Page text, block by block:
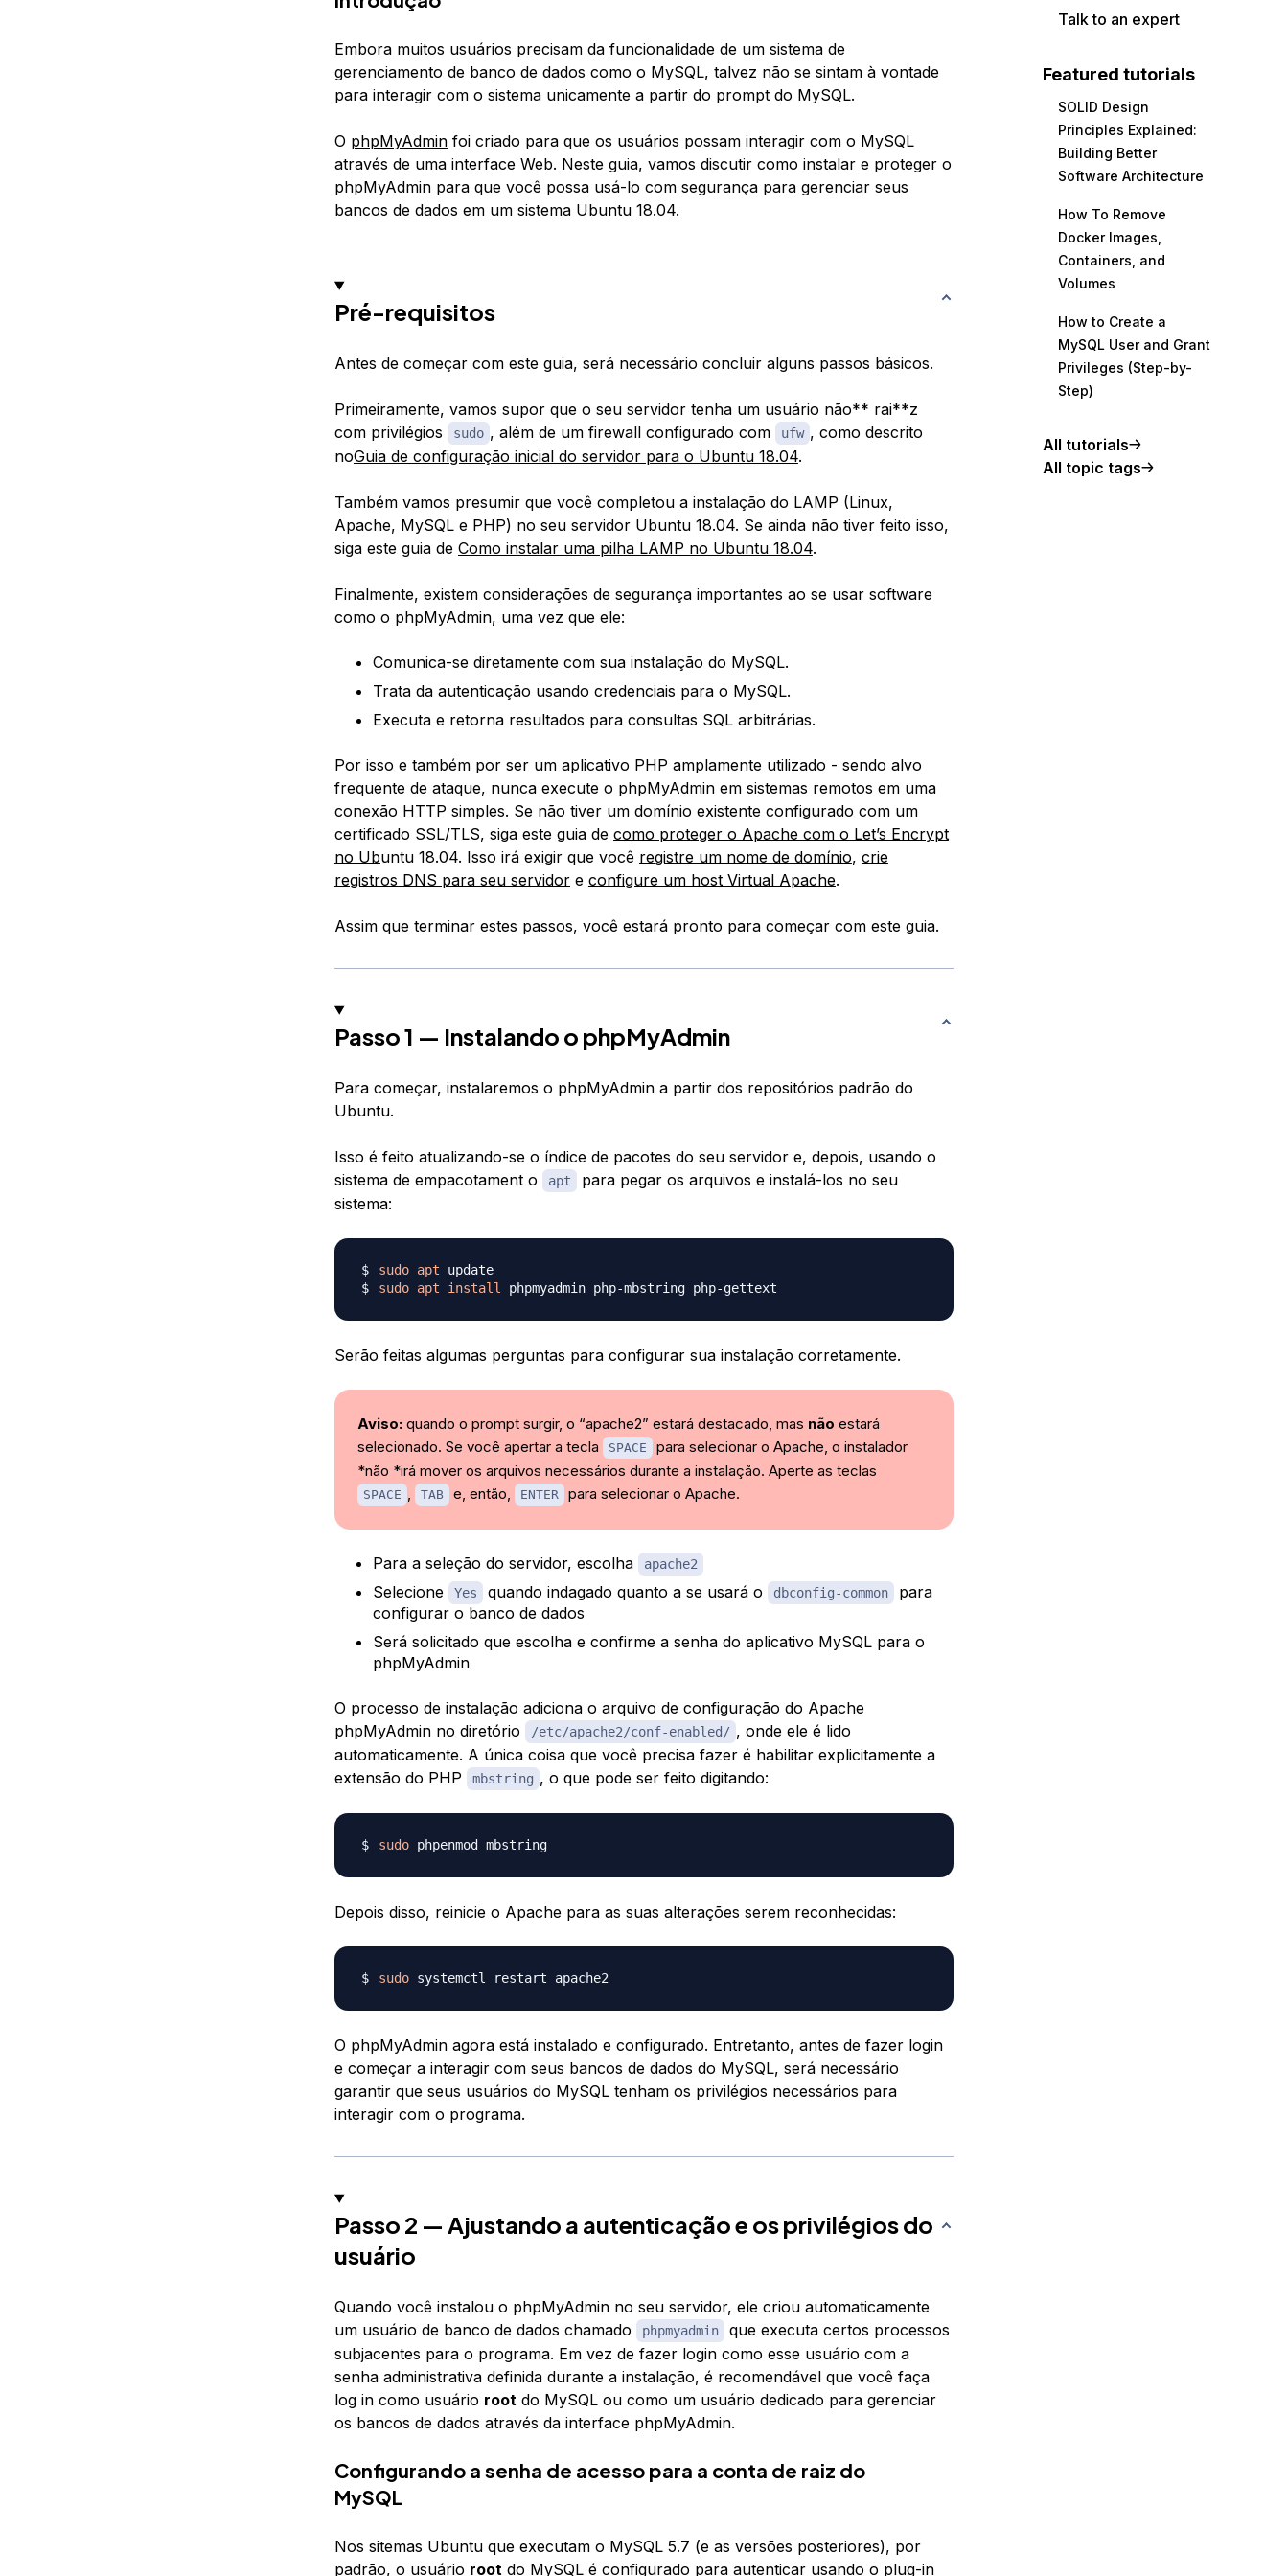
Embora muitos usuários precisam da funcionalidade de um sistema de
gerenciamento de banco de dados como o MySQL, talvez não se sintam à vontade
para interagir com o sistema unicamente a partir do prompt do MySQL.
O phpMyAdminfoi criado para que os usuários possam interagir com o MySQL
através de uma interface Web. Neste guia, vamos discutir como instalar e proteger o
phpMyAdmin para que você possa usá-lo com segurança para gerenciar seus
bancos de dados em um sistema Ubuntu 18.04.
Pré-requisitos
Antes de começar com este guia, será necessário concluir alguns passos básicos.
Primeiramente, vamos supor que o seu servidor tenha um usuário não** rai**z
com privilégios
sudo , além de um firewall configurado com ufw , como descrito
noGuia de configuração inicial do servidor para o Ubuntu 18.04.
Também vamos presumir que você completou a instalação do LAMP (Linux,
Apache, MySQL e PHP) no seu servidor Ubuntu 18.04. Se ainda não tiver feito isso,
siga este guia de Como instalar uma pilha LAMP no Ubuntu 18.04.
Finalmente, existem considerações de segurança importantes ao se usar software
como o phpMyAdmin, uma vez que ele:
Comunica-se diretamente com sua instalação do MySQL.
Trata da autenticação usando credenciais para o MySQL.
Executa e retorna resultados para consultas SQL arbitrárias.
Por isso e também por ser um aplicativo PHP amplamente utilizado - sendo alvo
frequente de ataque, nunca execute o phpMyAdmin em sistemas remotos em uma
conexão HTTP simples. Se não tiver um domínio existente configurado com um
certificado SSL/TLS, siga este guia de como proteger o Apache com o Let’s Encrypt
no Ubuntu 18.04. Isso irá exigir que você registre um nome de domínio, crie
registros DNS para seu servidore configure um host Virtual Apache.
Assim que terminar estes passos, você estará pronto para começar com este guia.
Passo 1 — Instalando o phpMyAdmin
Para começar, instalaremos o phpMyAdmin a partir dos repositórios padrão do
Ubuntu.
Isso é feito atualizando-se o índice de pacotes do seu servidor e, depois, usando o
sistema de empacotament o
apt
para pegar os arquivos e instalá-los no seu
sistema:
sudo apt
update
sudo apt install
Serão feitas algumas perguntas para configurar sua instalação corretamente.
Aviso:quando o prompt surgir, o “apache2” estará destacado, mas não estará
selecionado. Se você apertar a tecla
SPACE para selecionar o Apache, o instalador
*não *irá mover os arquivos necessários durante a instalação. Aperte as teclas
SPACE , TAB e, então, ENTER para selecionar o Apache.
Para a seleção do servidor, escolha apache2
Selecione Yes quando indagado quanto a se usará o dbconfig-common
para
configurar o banco de dados
Será solicitado que escolha e confirme a senha do aplicativo MySQL para o
phpMyAdmin
O processo de instalação adiciona o arquivo de configuração do Apache
phpMyAdmin no diretório
/etc/apache2/conf-enabled/ , onde ele é lido
automaticamente. A única coisa que você precisa fazer é habilitar explicitamente a
extensão do PHP
mbstring , o que pode ser feito digitando:
sudo phpenmod mbstring
Depois disso, reinicie o Apache para as suas alterações serem reconhecidas:
sudo
O phpMyAdmin agora está instalado e configurado. Entretanto, antes de fazer login
e começar a interagir com seus bancos de dados do MySQL, será necessário
garantir que seus usuários do MySQL tenham os privilégios necessários para
interagir com o programa.
Passo 2 — Ajustando a autenticação e os privilégios do
usuário
Quando você instalou o phpMyAdmin no seu servidor, ele criou automaticamente
um usuário de banco de dados chamado
phpmyadmin
que executa certos processos
subjacentes para o programa. Em vez de fazer login como esse usuário com a
senha administrativa definida durante a instalação, é recomendável que você faça
log in como usuário root do MySQL ou como um usuário dedicado para gerenciar
os bancos de dados através da interface phpMyAdmin.
Configurando a senha de acesso para a conta de raiz do
MySQL
Nos sitemas Ubuntu que executam o MySQL 5.7 (e as versões posteriores), por
padrão, o usuário root do MySQL é configurado para autenticar usando o plug-in
Talk to an expert
Featured tutorials
SOLID Design
Principles Explained:
Building Better
Software Architecture
How To Remove
Docker Images,
Containers, and
Volumes
How to Create a
MySQL User and Grant
Privileges (Step-by-
Step)
All tutorials
All topic tags